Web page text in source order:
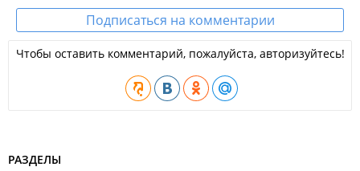
Подписаться на комментарии
Чтобы оставить комментарий, пожалуйста, авторизуйтесь!
РАЗДЕЛЫ